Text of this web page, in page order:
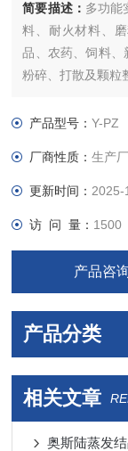
简要描述： 多功能
料、耐火材料、
品、农药、饲料、
粉碎、打散及颗粒
产品型号：Y-PZ
厂商性质：生产
更新时间： 2025-
访 问 量： 1500
产品咨
产品分类
相关文章